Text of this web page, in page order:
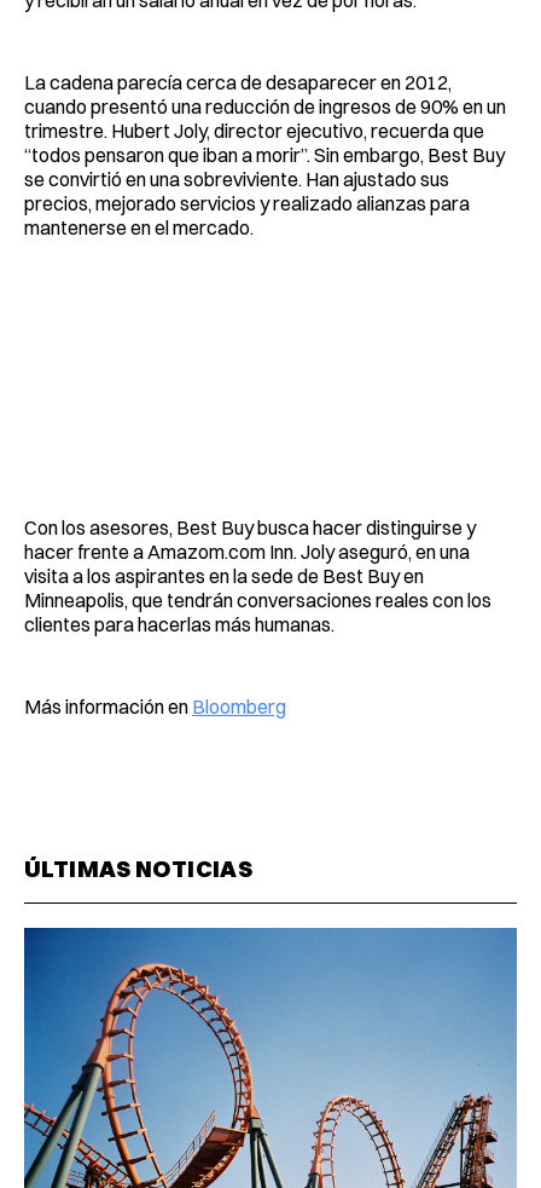
La cadena parecía cerca de desaparecer en 2012,
cuando presentó una reducción de ingresos de 90% en un
trimestre. Hubert Joly, director ejecutivo, recuerda que
“todos pensaron que iban a morir”. Sin embargo, Best Buy
se convirtió en una sobreviviente. Han ajustado sus
precios, mejorado servicios y realizado alianzas para
mantenerse en el mercado.
Con los asesores, Best Buy busca hacer distinguirse y
hacer frente a Amazom.com Inn. Joly aseguró, en una
visita a los aspirantes en la sede de Best Buy en
Minneapolis, que tendrán conversaciones reales con los
clientes para hacerlas más humanas.
Más información en Bloomberg
ÚLTIMAS NOTICIAS